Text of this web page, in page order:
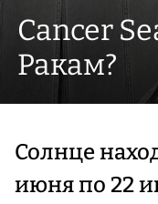
Cancer
Ракам?
Солнце
июня по 22